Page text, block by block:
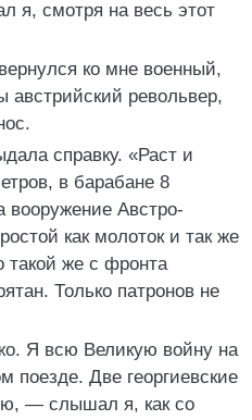
я, смотря на весь этот
ко мне военный,
австрийский револьвер,
справку. «Раст и
в барабане 8
вооружение Австро-
как молоток и так же
такой же с фронта
Только патронов не
Я всю Великую войну на
поезде. Две георгиевские
— слышал я, как со